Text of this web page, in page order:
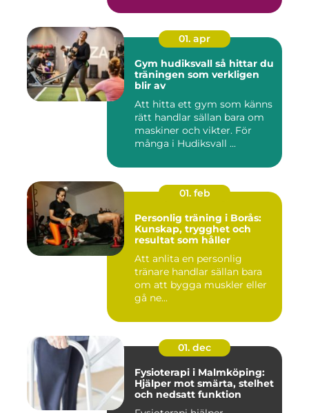
01. apr
Gym hudiksvall så hittar du
träningen som verkligen
blir av
Att hitta ett gym som känns
rätt handlar sällan bara om
maskiner och vikter. För
många i Hudiksvall ...
01. feb
Personlig träning i Borås:
Kunskap, trygghet och
resultat som håller
Att anlita en personlig
tränare handlar sällan bara
om att bygga muskler eller
gå ne...
01. dec
Fysioterapi i Malmköping:
Hjälper mot smärta, stelhet
och nedsatt funktion